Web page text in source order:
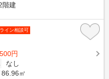
階建
イン相談可
円
なし
86.96㎡